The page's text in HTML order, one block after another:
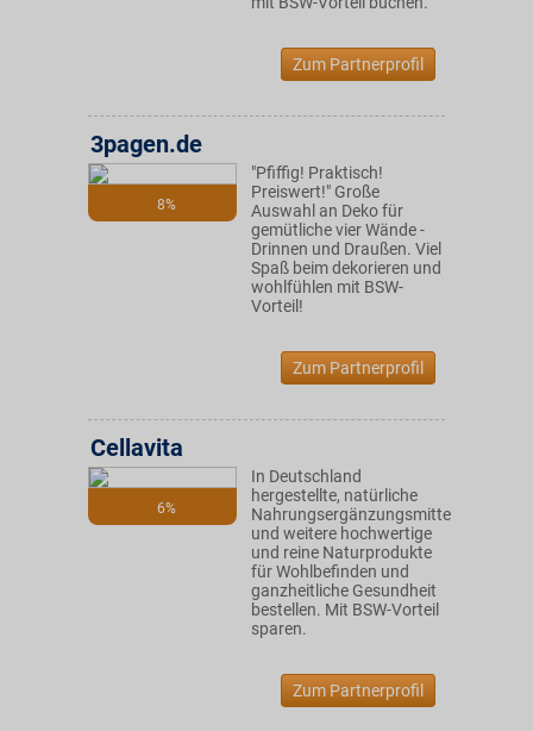
Zum Partnerprofil
8%
3pagen.de
"Pfiffig! Praktisch!
Preiswert!" Große
Auswahl an Deko für
gemütliche vier Wände -
Drinnen und Draußen. Viel
Spaß beim dekorieren und
wohlfühlen mit BSW-
Vorteil!
Zum Partnerprofil
6%
Cellavita
In Deutschland
hergestellte, natürliche
Nahrungsergänzungsmittel
und weitere hochwertige
und reine Naturprodukte
für Wohlbefinden und
ganzheitliche Gesundheit
bestellen. Mit BSW-Vorteil
sparen.
Zum Partnerprofil